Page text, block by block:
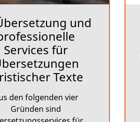
und
Services für
Texte
den folgenden vier
Gründen sind